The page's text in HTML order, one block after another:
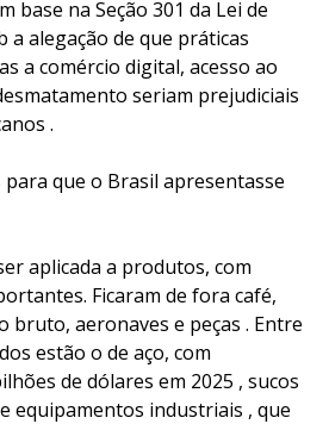
base na Seção 301 da Lei de
a alegação de que práticas
a comércio digital, acesso ao
seriam prejudiciais
.
para que o Brasil apresentasse
aplicada a produtos, com
Ficaram de fora café,
bruto, aeronaves e peças . Entre
estão o de aço, com
de dólares em 2025 , sucos
equipamentos industriais , que